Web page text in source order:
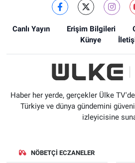
Canlı Yayın Erişim Bilgileri
Künye
Haber her yerde, gerçekler Ülke
Türkiye ve dünya gündemini
izleyicisine
NÖBETÇI ECZANELER